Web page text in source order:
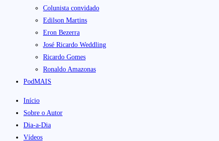
Colunista convidado
Edilson Martins
Eron Bezerra
José Ricardo Weddling
Ricardo Gomes
Ronaldo Amazonas
PodMAIS
Início
Sobre o Autor
Dia-a-Dia
Vídeos